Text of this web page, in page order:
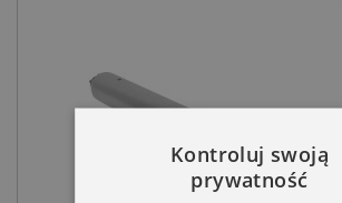
Kontroluj swoją
prywatność